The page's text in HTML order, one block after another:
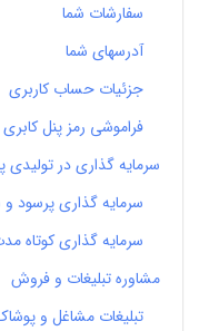
سفارشات شما
آدرسهای شما
جزئیات حساب کاربری
فراموشی رمز پنل کابری
سرمایه گذاری در تولیدی
سرمایه گذاری پرسود
سرمایه گذاری کوتاه
مشاوره تبلیغات و فروش
تبلیغات مشاغل و